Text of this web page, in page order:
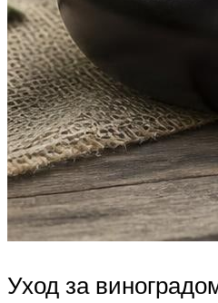
Уход за